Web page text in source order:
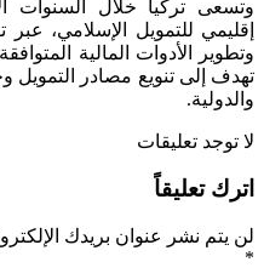
وتسعى تركيا خلال السنوات
إقليمي للتمويل الإسلامي،
وتطوير الأدوات المالية
تهدف إلى تنويع مصادر التمويل
والدولية.
لا توجد تعليقات
اترك تعليقاً
لن يتم نشر عنوان بريدك
*